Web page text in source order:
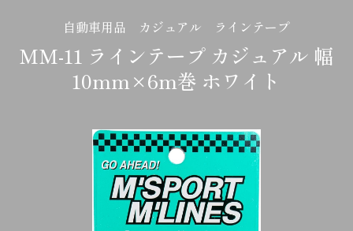
自動車用品 カジュアル ラインテープ
MM-11 ラインテープ カジュアル 幅
10mm×6m巻 ホワイト